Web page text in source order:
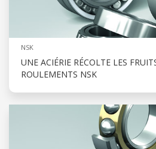
NSK
UNE ACIÉRIE RÉCOLTE LES
ROULEMENTS NSK